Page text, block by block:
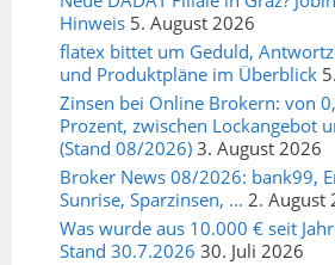
Hinweis 5. August 2026
flatex bittet um Geduld,
und Produktpläne im Überblick
Zinsen bei Online Brokern: von
Prozent, zwischen Lockangebot
(Stand 08/2026) 3. August 2026
Broker News 08/2026: bank99,
Sunrise, Sparzinsen, … 2. August
Was wurde aus 10.000 € seit
Stand 30.7.2026 30. Juli 2026